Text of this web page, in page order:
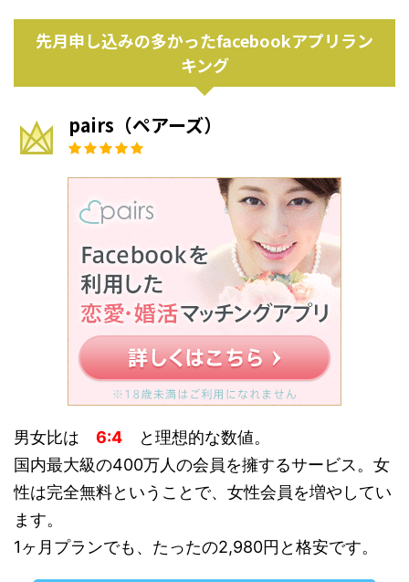
先月申し込みの多かったfacebookアプリラン
キング
pairs（ペアーズ）
男女比は 6:4 と理想的な数値。
国内最大級の400万人の会員を擁するサービス。女
性は完全無料ということで、女性会員を増やしてい
ます。
1ヶ月プランでも、たったの2,980円と格安です。